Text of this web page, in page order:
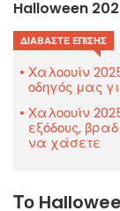
Halloween
ΔΙΑΒΆΣΤΕ ΕΠΊΣΗΣ
Χαλοουίν
οδηγός μας
Χαλοουίν
εξόδους,
να χάσετε
Το